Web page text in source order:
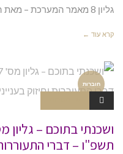
גליון 8 מאמר המערכת – מאת הרב אברהם רוט שליט"א
קרא עוד ←
חוברות
תשפ"ו – דברי